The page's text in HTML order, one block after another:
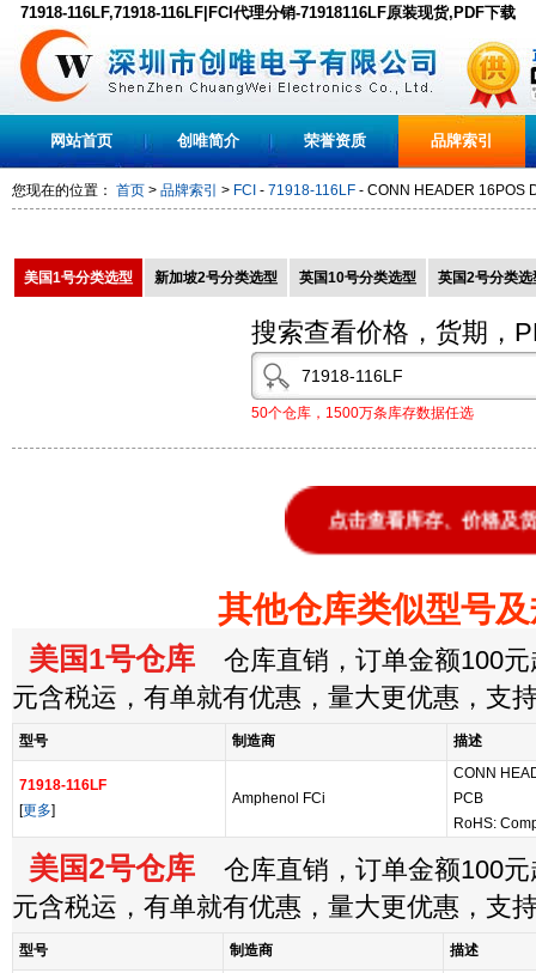
71918-116LF,71918-116LF|FCI代理分销-71918116LF原装现货,PDF下载
网站首页 创唯简介 荣誉资质 品牌索引
您现在的位置： 首页 > 品牌索引 > FCI - 71918-116LF - CONN HEADER 16POS
美国1号分类选型 新加坡2号分类选型 英国10号分类选型 英国2号分类选
搜索查看价格，货期，
50个仓库，1500万条库存数据任选
点击查看库存、价格及
其他仓库类似型号
美国1号仓库 仓库直销，订单金额100元
元含税运，有单就有优惠，量大更优惠，支
型号 制造商 描述
71918-116LF
[更多]
Amphenol FCi
CONN
PCB
RoHS:
美国2号仓库 仓库直销，订单金额100元
元含税运，有单就有优惠，量大更优惠，支
型号 制造商 描述